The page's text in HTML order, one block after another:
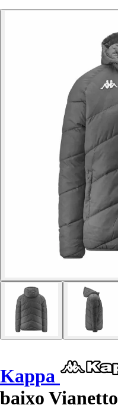
Kappa
baixo Vianetto